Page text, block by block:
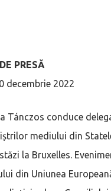
DE
decembrie 2022
Tánczos conduce
mediului din
la Bruxelles.
din Uniunea